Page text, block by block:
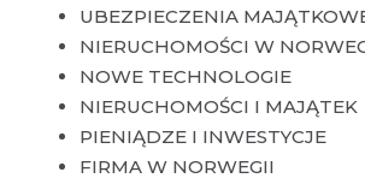
UBEZPIECZENIA
NIERUCHOMOŚCI W
NOWE TECHNOLOGIE
NIERUCHOMOŚCI I MAJĄTEK
PIENIĄDZE I INWESTYCJE
FIRMA W NORWEGII